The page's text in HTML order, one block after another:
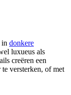
in donkere
luxueus als
creëren een
versterken, of met